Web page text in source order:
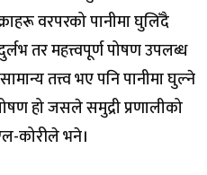
वरपरको पानीमा घुलिँदै
तर महत्त्वपूर्ण पोषण उपलब्ध
तत्त्व भए पनि पानीमा घुल्ने
हो जसले समुद्री प्रणालीको
कोरीले भने।